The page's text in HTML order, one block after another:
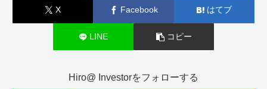
X Facebook はてブ
LINE コピー
Hiro@ Investorをフォローする